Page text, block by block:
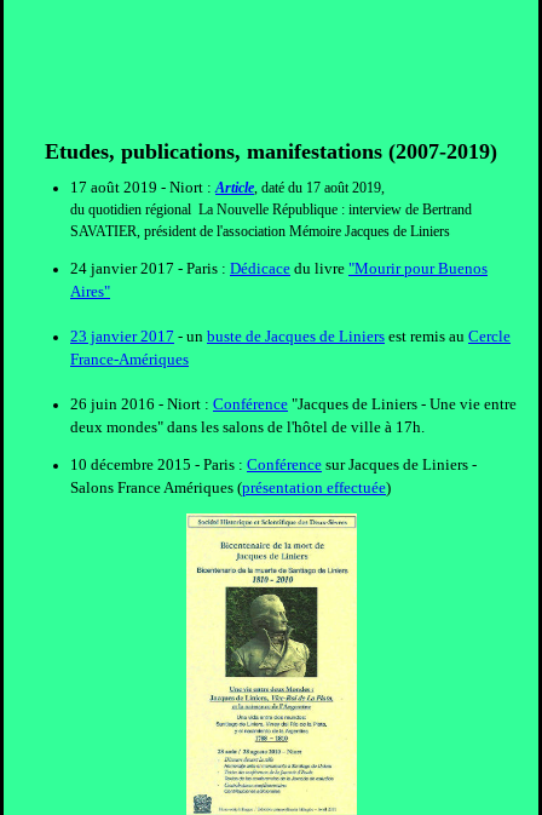
Etudes, publications, manifestations (2007-2019)
17 août 2019 - Niort : Article, daté du 17 août 2019,
du quotidien régional La Nouvelle République : interview de Bertrand
SAVATIER, président de l'association Mémoire Jacques de Liniers
24 janvier 2017 - Paris : Dédicace du livre "Mourir pour Buenos
Aires"
23 janvier 2017 - un buste de Jacques de Liniers est remis au Cercle
France-Amériques
26 juin 2016 - Niort : Conférence "Jacques de Liniers - Une vie entre
deux mondes" dans les salons de l'hôtel de ville à 17h.
10 décembre 2015 - Paris : Conférence sur Jacques de Liniers -
Salons France Amériques (présentation effectuée)